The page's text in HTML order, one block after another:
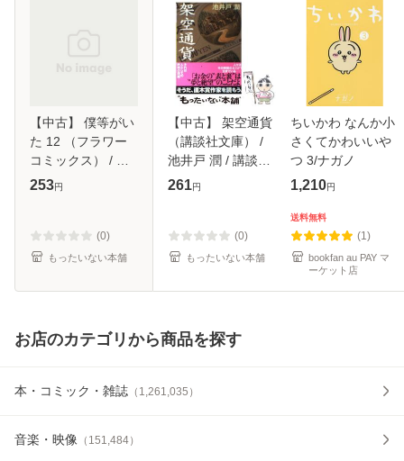
【中古】 僕等がい
た 12 （フラワー
コミックス） / 小
畑 友紀 / 小学館
253円
(0)
もったいない本舗
【中古】 架空通貨
（講談社文庫） /
池井戸 潤 / 講談社
[文庫]【メール便送
261円
(0)
もったいない本舗
ちいかわ なんか小
さくてかわいいや
つ 3/ナガノ
1,210円
送料無料
(1)
bookfan au PAY マ
ーケット店
お店のカテゴリから商品を探す
本・コミック・雑誌 （ 1,261,035 ）
音楽・映像 （ 151,484）